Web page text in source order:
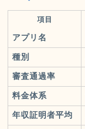
項目
アプリ名
種別
審査通過率
料金体系
年収証明者平均